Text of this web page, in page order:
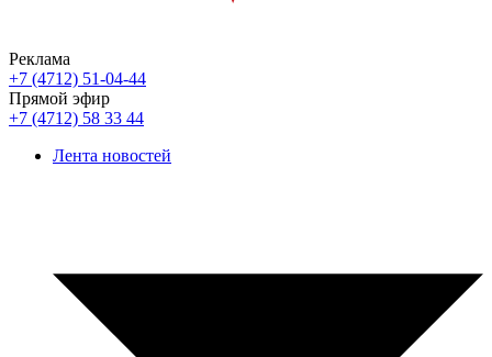
Реклама
+7 (4712) 51-04-44
Прямой эфир
+7 (4712) 58 33 44
Лента новостей